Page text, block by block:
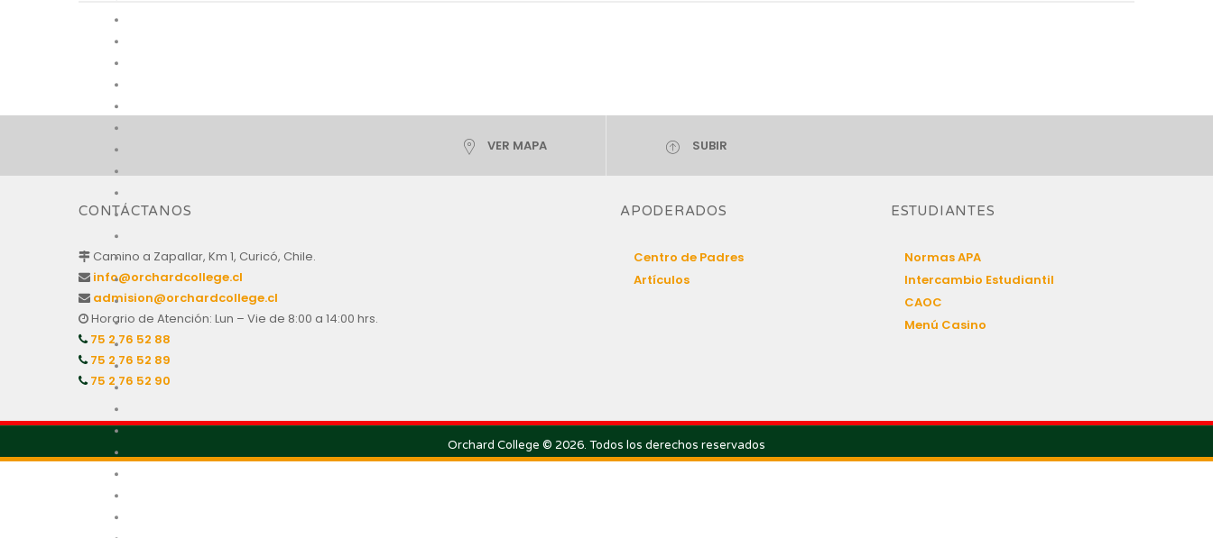
VER MAPA SUBIR
CONTÁCTANOS
Camino a Zapallar, Km 1, Curicó, Chile.
info@orchardcollege.cl
admision@orchardcollege.cl
Horario de Atención: Lun – Vie de 8:00 a 14:00 hrs.
75 2 76 52 88
75 2 76 52 89
75 2 76 52 90
APODERADOS
Centro de Padres
Artículos
ESTUDIANTES
Normas APA
Intercambio Estudiantil
CAOC
Menú Casino
Orchard College © 2026. Todos los derechos reservados